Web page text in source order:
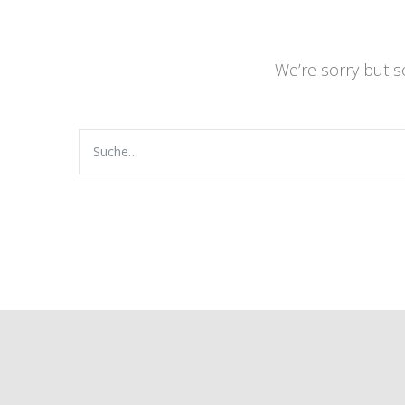
We’re sorry but